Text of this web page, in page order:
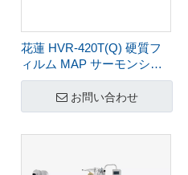
花蓮 HVR-420T(Q) 硬質フ
ィルム MAP サーモンシー
フードインスタントミール
肉用熱成形真空包装機
お問い合わせ